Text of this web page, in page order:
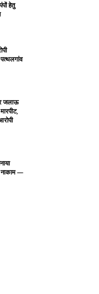
हेतु
जलाऊ
नाकाम —